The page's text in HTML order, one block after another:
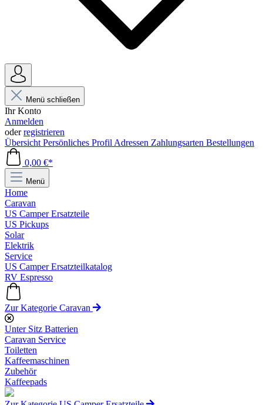
Menü schließen
Ihr Konto
Anmelden
oderregistrieren
Übersicht Persönliches Profil Adressen Zahlungsarten Bestellungen
0,00 €*
Menü
Home
Caravan
US Camper Ersatzteile
US Pickups
Solar
Elektrik
Service
US Camper Ersatzteilkatalog
RV Espresso
Zur Kategorie Caravan
Unter Sitz Batterien
Caravan Service
Toiletten
Kaffeemaschinen
Zubehör
Kaffeepads